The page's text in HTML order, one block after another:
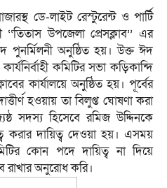
ডে-লাইট রেস্টুরেন্ট ও পার্টি
‘‘তিতাস উপজেলা প্রেসক্লাব’’ এর
অনুষ্ঠিত হয়। উক্ত ঈদ
কমিটির সভা কড়িকান্দি
কার্যালয়ে অনুষ্ঠিত হয়। পূর্বের
হওয়ায় তা বিলুপ্ত ঘোষণা করা
সদস্য হিসেবে রমিজ উদ্দিনকে
করার দায়িত্ব দেওয়া হয়। এসময়
কোন পদে দায়িত্ব না দিয়ে
রাখার অনুরোধ করি।